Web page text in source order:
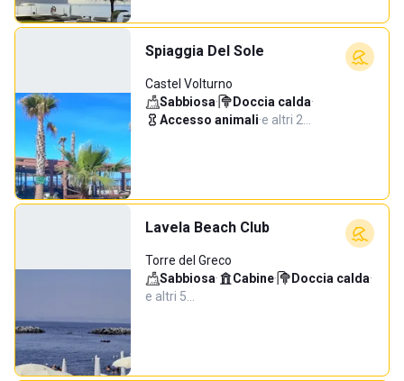
Spiaggia Del Sole
Castel Volturno
Sabbiosa· Doccia calda·
Accesso animali·e altri 2…
Lavela Beach Club
Torre del Greco
Sabbiosa· Cabine· Doccia calda·
e altri 5…